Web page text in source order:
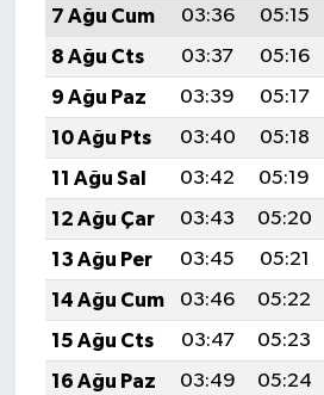
7 Ağu Cum
03:36 05:15
8 Ağu Cts
03:37 05:16
9 Ağu Paz
03:39 05:17
10 Ağu Pts
03:40 05:18
11 Ağu Sal
03:42 05:19
12 Ağu Çar
03:43 05:20
13 Ağu Per
03:45 05:21
14 Ağu Cum
03:46 05:22
15 Ağu Cts
03:47 05:23
16 Ağu Paz
03:49 05:24
Turizm
ÜLKE GÜNDEMİ
YAŞAM
YEREL
Yerel Haberler